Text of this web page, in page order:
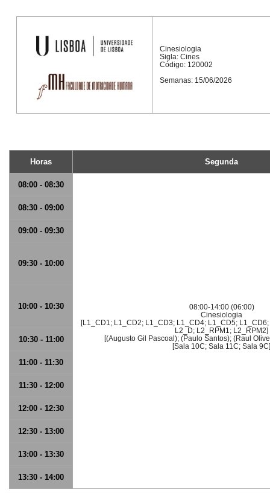
Cinesiologia
Sigla: Cines
Código: 120002
Semanas: 15/06/2026
Horas Segunda
08:00 - 08:30
08:00-14:00 (06:00)
Cinesiologia
[L1_CD1; L1_CD2; L1_CD3; L1_CD4; L1_CD5;
L2_D; L2_RPM1; L2_RPM2]
[(Augusto Gil Pascoal); (Paulo Santos); (Raul
[Sala 10C; Sala 11C; Sala 9C]
08:30 - 09:00
09:00 - 09:30
09:30 - 10:00
10:00 - 10:30
10:30 - 11:00
11:00 - 11:30
11:30 - 12:00
12:00 - 12:30
12:30 - 13:00
13:00 - 13:30
13:30 - 14:00